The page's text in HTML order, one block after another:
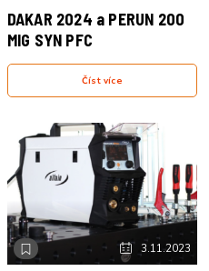
DAKAR 2024 a PERUN 200
MIG SYN PFC
Číst více
NOVINKA 3.11.2023